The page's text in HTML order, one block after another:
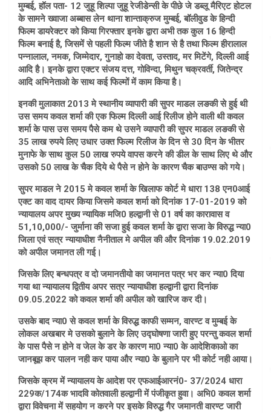
मुम्बई, हॉल पता- 12 जुहू शिल्पा जुहू रेजीडेन्सी के पीछे जे डब्लू मैरिएट होटल
के सामने ख्वाजा अब्बास लेन थाना शान्ताक्रुज मुम्बई, बॉलीवुड के हिन्दी
फिल्म डायरेक्टर को किया गिरफ्तार इनके द्वारा अभी तक कुल 16 हिन्दी
फिल्म बनाई है, जिसमें से पहली फिल्म जीते है शान से है तथा फिल्म हीरालाल
पन्नालाल, नमक, जिम्मेदार, गुनाहो का देवता, उस्ताद, मर मिटेंगे, दिल्ली आई
आदि है। इनके द्वारा एक्टर संजय दत्त, गोविन्दा, मिथुन चक्रवर्ती, जितेन्द्र
आदि अभिनेताओ के साथ कई फिल्मों में काम किया है।
इनकी मुलाकात 2013 मे स्थानीय व्यापारी की सुपर माडल लङकी से हुई थी
उस समय कवल शर्मा की एक फिल्म दिल्ली आई रिलीज होने वाली थी कवल
शर्मा के पास उस समय पैसे कम थे उसने व्यापारी की सुपर माडल लङकी से
35 लाख रुपये लिए उधार उक्त फिल्म रिलीज के दिन से 30 दिन के भीतर
मुनाफे के साथ कुल 50 लाख रुपये वापस करने की डील के साथ लिए थे और
उसको 50 लाख के चैक दिये थे पैसे न होने के कारण चैक बाउण्स को गये।
सुपर माडल ने 2015 मे कवल शर्मा के खिलाफ कोर्ट मे धारा 138 एन0आई
एक्ट का वाद दायर किया जिसमे कवल शर्मा को दिनांक 17-01-2019 को
न्यायालय अपर मुख्य न्यायिक मजि0 हल्द्वानी से 01 वर्ष का कारावास व
51,10,000/- जुर्माना की सजा हुई कवल शर्मा के द्वारा सजा के विरुद्ध न्या0
जिला एवं सत्र न्यायाधीश नैनीताल मे अपील की और दिनांक 19.02.2019
को अपील जमानत ली गई।
जिसके लिए बन्धपत्र व दो जमानतीयो का जमानत पत्र भर कर न्या0 दिया
गया था न्यायालय द्वितीय अपर सत्र न्यायाधीश हल्द्वानी द्वारा दिनांक
09.05.2022 को कवल शर्मा की अपील को खारिज कर दी।
उसके बाद न्या0 से कवल शर्मा के विरुद्ध काफी सम्मन, वारण्ट व मुम्बई के
लोकल अखबार मे उसको बुलाने के लिए उद्घोषणा जारी हुए परन्तु कवल शर्मा
के पास पैसे न होने व जेल के डर के कारण मा0 न्या0 के आदेशिकाओ का
जानबूझ कर पालन नही कर पाया और न्या0 के बुलाने पर भी कोर्ट नही आया।
जिसके क्रम में न्यायालय के आदेश पर एफआईआरनं0- 37/2024 धारा
229क/174क भादवि कोतवाली हल्द्वानी में पंजीकृत हुवा। अभि0 कवल शर्मा
द्वारा विवेचना में सहयोग न करने पर इसके विरुद्ध गैर जमानती वारण्ट जारी